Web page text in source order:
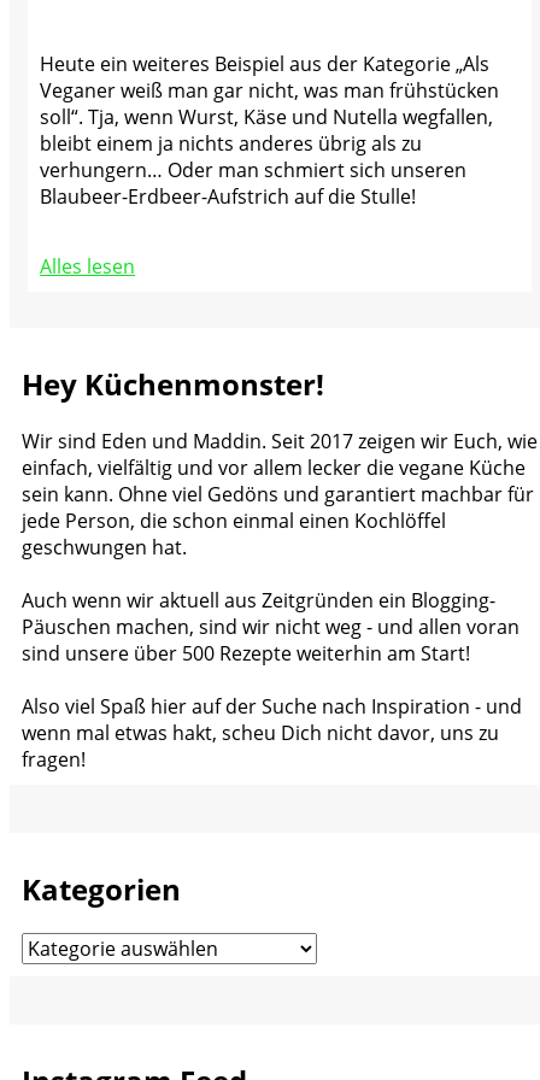
Heute ein weiteres Beispiel aus der Kategorie „Als
Veganer weiß man gar nicht, was man frühstücken
soll“. Tja, wenn Wurst, Käse und Nutella wegfallen,
bleibt einem ja nichts anderes übrig als zu
verhungern… Oder man schmiert sich unseren
Blaubeer-Erdbeer-Aufstrich auf die Stulle!
Alles lesen
Hey Küchenmonster!
Wir sind Eden und Maddin. Seit 2017 zeigen wir Euch, wie
einfach, vielfältig und vor allem lecker die vegane Küche
sein kann. Ohne viel Gedöns und garantiert machbar für
jede Person, die schon einmal einen Kochlöffel
geschwungen hat.
Auch wenn wir aktuell aus Zeitgründen ein Blogging-
Päuschen machen, sind wir nicht weg - und allen voran
sind unsere über 500 Rezepte weiterhin am Start!
Also viel Spaß hier auf der Suche nach Inspiration - und
wenn mal etwas hakt, scheu Dich nicht davor, uns zu
fragen!
Kategorien
Kategorien